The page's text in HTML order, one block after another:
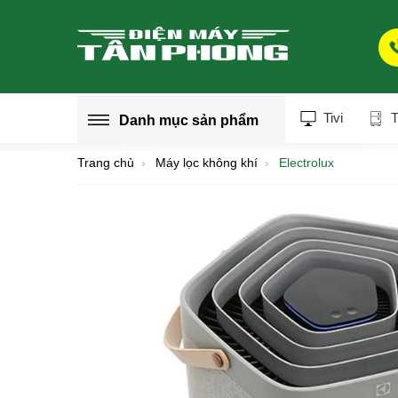
Tivi
Danh mục sản phẩm
Trang chủ Máy lọc không khí Electrolux